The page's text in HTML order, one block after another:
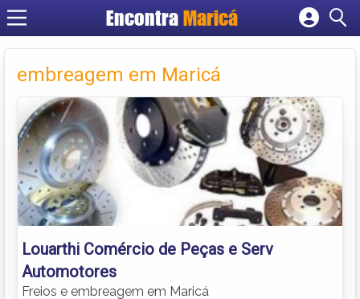
EncontraMaricá
Cadastrar empresa
Criar conta
embreagem em Maricá
Louarthi Comércio de Peças e Serv
Automotores
Freios e embreagem em Maricá